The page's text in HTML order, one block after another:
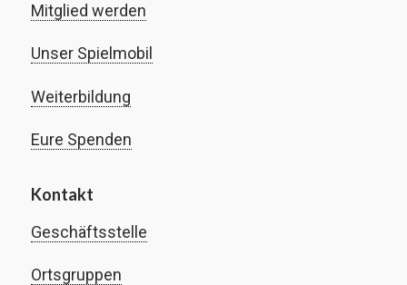
Mitglied werden
Unser Spielmobil
Weiterbildung
Eure Spenden
Kontakt
Geschäftsstelle
Ortsgruppen